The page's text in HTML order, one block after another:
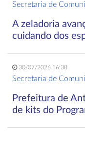
Secretaria de
A zeladoria
cuidando dos
30/07/2026 16:38
Secretaria de
Prefeitura de
de kits do